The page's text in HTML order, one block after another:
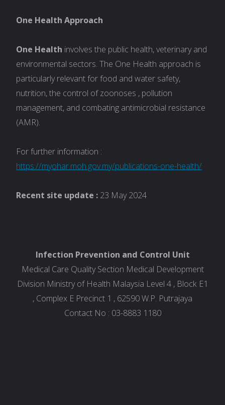
One Health Approach
One Health involves the public health, veterinary and
environmental sectors. The One Health approach is
particularly relevant for food and water safety,
nutrition, the control of zoonoses , pollution
management, and combating antimicrobial resistance
(AMR).
For further information :
https://myohar.moh.gov.my/publications-one-health/
Recent site update : 23 May 2024
Infection Prevention and Control Unit
Medical Care Quality Section Medical Development
Division Ministry of Health Malaysia Level 4 , Block E1
, Complex E Precinct 1 , 62590 W.P. Putrajaya
Contact No : 03-8883 1180